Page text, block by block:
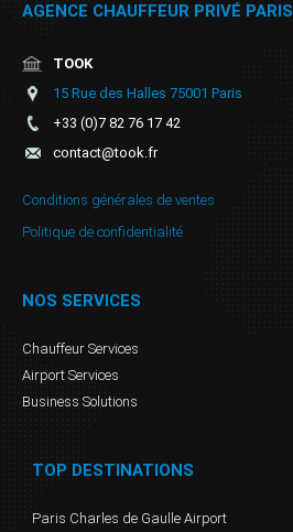
AGENCE CHAUFFEUR PRIVÉ PARIS
TOOK
15 Rue des Halles 75001 Paris
+33 (0)7 82 76 17 42
contact@took.fr
Conditions générales de ventes
Politique de confidentialité
NOS SERVICES
Chauffeur Services
Airport Services
Business Solutions
TOP DESTINATIONS
Paris Charles de Gaulle Airport